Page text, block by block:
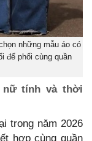
những mẫu áo có
để phối cùng quần
nữ tính và thời
trong năm 2026
hợp cùng quần